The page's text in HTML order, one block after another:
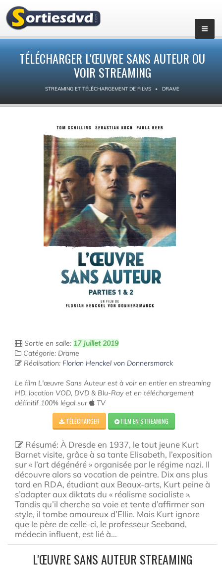
TÉLÉCHARGER L'ŒUVRE SANS AUTEUR OU
VOIR STREAMING
STREAMING ET TÉLÉCHARGEMENT DE FILMS DRAME
Sortie en salle: 17 Juillet 2019
Catégorie: Drame
Réalisation: Florian Henckel von Donnersmarck
Le film L'œuvre Sans Auteur est à voir en entier en streaming
HD, location VOD, DVD & Blu-Ray et en téléchargement
définitif 100% légal sur
TV
TÉLÉCHARGER FILM EN STREAMING
Résumé: À Dresde en 1937, le tout jeune Kurt
Barnet visite, grâce à sa tante Elisabeth, l’exposition
sur « l’art dégénéré » organisée par le régime nazi. Il
découvre alors sa vocation de peintre. Dix ans plus
tard en RDA, étudiant aux Beaux-arts, Kurt peine à
s’adapter aux diktats du « réalisme socialiste ».
Tandis qu’il cherche sa voie et tente d’affirmer son
style, il tombe amoureux d’Ellie. Mais Kurt ignore
que le père de celle-ci, le professeur Seeband,
médecin influent, est lié à...
L'ŒUVRE SANS AUTEUR STREAMING